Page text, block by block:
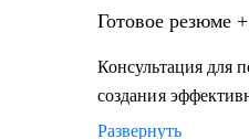
Готовое резюме
Консультация для
создания
Развернуть